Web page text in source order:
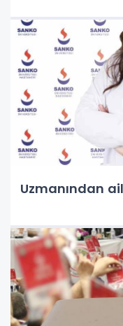
Uzmanından